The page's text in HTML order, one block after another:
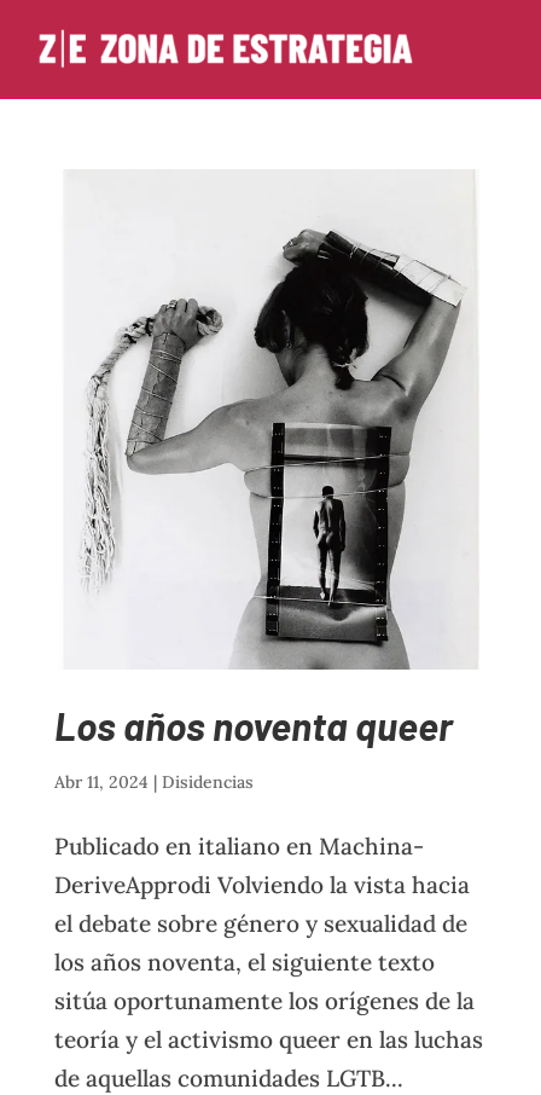
Los años noventa queer
Abr 11, 2024 | Disidencias
Publicado en italiano en Machina-
DeriveApprodi Volviendo la vista hacia
el debate sobre género y sexualidad de
los años noventa, el siguiente texto
sitúa oportunamente los orígenes de la
teoría y el activismo queer en las luchas
de aquellas comunidades LGTB...